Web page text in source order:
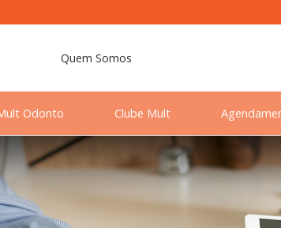
Quem Somos
Odonto Clube Mult